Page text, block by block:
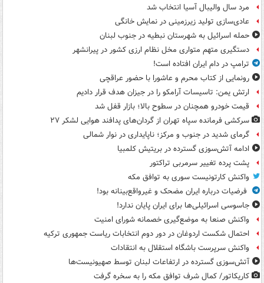
مرد سال والیبال آسیا انتخاب شد
عادی‌سازی تولید زیرزمینی در نمایش خانگی
حمله اسرائیل به شهرستان نبطیه در جنوب لبنان
دستگیری متهم متواری مخل نظام ارزی کشور در پیرانشهر
ترامپ در دام ایران افتاده است!
رونمایی از کتاب محرم و عاشورا با حضور عراقچی
ارتش یمن: تاسیسات آرامکو را در جیزان هدف قرار دادیم
قیمت خودرو همچنان در سطوح بالا؛ بازار قفل شد
سرکشی فرمانده سپاه تهران از گردان‌های پدافند هوایی لشکر ۲۷
گرمای شدید در جنوب و مرکز؛ ناپایداری در نوار شمالی
ادامه آتش‌سوزی گسترده در بریتیش کلمبیا
پشت پرده تغییر سرمربی تراکتور
واکنش کارتونیست سوری به توافق مکه
فرضیات درباره ایران مضحک و غیرواقع‌بینانه بود!
جاسوسی اسرائیلی‌ها برای ایران پایان ندارد!
واکنش صنعا به موضع‌گیری خصمانه شورای امنیت
احتمال شکست اردوغان در دور دوم انتخابات ریاست جمهوری ترکیه
واکنش سرپرست باشگاه استقلال به انتقادات
آتش‌سوزی گسترده در ارتفاعات لبنان توسط صهیونیست‌ها
کاریکاتور/ کمال شرف توافق مکه را به سخره گرفت